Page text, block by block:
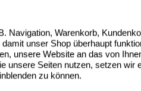
Navigation, Warenkorb,
unser Shop überhaupt
unsere Website an das von
unsere Seiten nutzen, setzen wir
zu können.
2
UVP** 7,50 €
Unser Preis* 4,15 €
Sie sparen